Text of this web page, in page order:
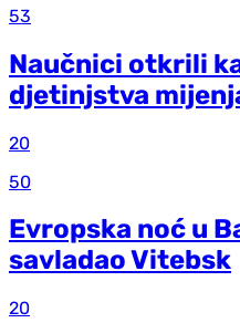
53
Naučnici otkrili
d‌jetinjstva
20
50
Evropska noć u
savladao Vitebsk
20